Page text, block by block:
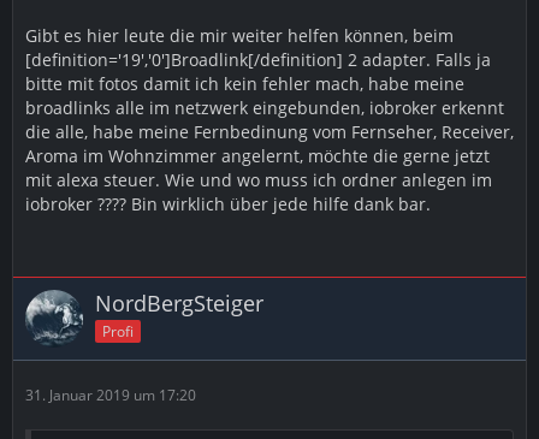
Gibt es hier leute die mir weiter helfen können, beim
[definition='19','0']Broadlink[/definition] 2 adapter. Falls ja
bitte mit fotos damit ich kein fehler mach, habe meine
broadlinks alle im netzwerk eingebunden, iobroker erkennt
die alle, habe meine Fernbedinung vom Fernseher, Receiver,
Aroma im Wohnzimmer angelernt, möchte die gerne jetzt
mit alexa steuer. Wie und wo muss ich ordner anlegen im
iobroker ???? Bin wirklich über jede hilfe dank bar.
NordBergSteiger
Profi
31. Januar 2019 um 17:20